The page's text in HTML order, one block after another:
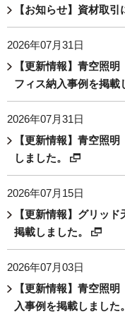
【お知らせ】資材取
2026年07月31日
【更新情報】青空照
フィス納入事例を掲載
2026年07月31日
【更新情報】青空照
しました。
2026年07月15日
【更新情報】グリッ
掲載しました。
2026年07月03日
【更新情報】青空照
入事例を掲載しました